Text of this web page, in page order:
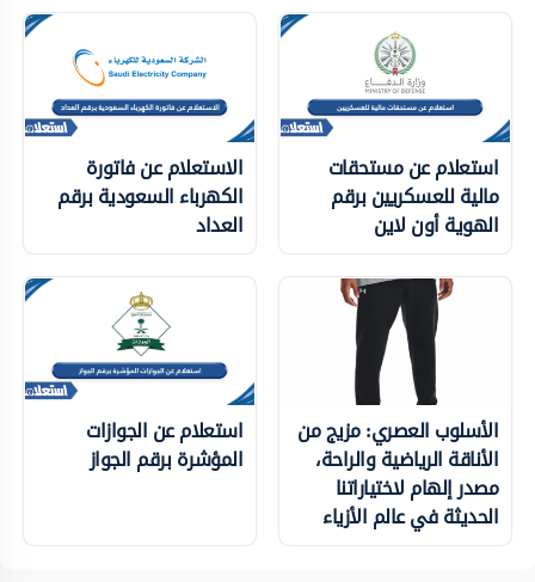
استعلام عن مستحقات
مالية للعسكريين برقم
الهوية أون لاين
الاستعلام عن فاتورة
الكهرباء السعودية برقم
العداد
الأسلوب العصري: مزيج من
الأناقة الرياضية والراحة،
مصدر إلهام لاختياراتنا
الحديثة في عالم الأزياء
استعلام عن الجوازات
المؤشرة برقم الجواز